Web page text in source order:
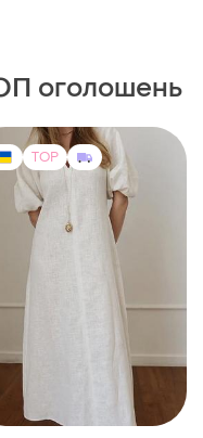
оголошень
TOP